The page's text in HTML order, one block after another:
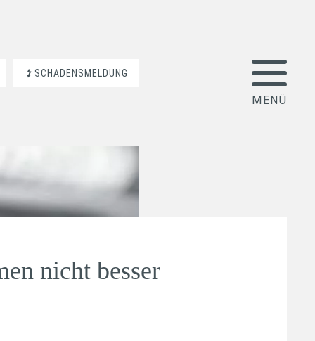
SCHADENSMELDUNG
nicht besser